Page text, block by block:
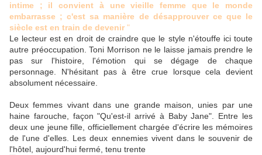
intime ; il convient à une vieille femme que le monde
embarrasse ; c'est sa manière de désapprouver ce que le
siècle est en train de devenir "
Le lecteur est en droit de craindre que le style n'étouffe ici toute
autre préoccupation. Toni Morrison ne le laisse jamais prendre le
pas sur l'histoire, l'émotion qui se dégage de chaque
personnage. N'hésitant pas à être crue lorsque cela devient
absolument nécessaire.
Deux femmes vivant dans une grande maison, unies par une
haine farouche, façon "Qu'est-il arrivé à Baby Jane". Entre les
deux une jeune fille, officiellement chargée d'écrire les mémoires
de l'une d'elles. Les deux ennemies vivent dans le souvenir de
l'hôtel, aujourd'hui fermé, tenu trente